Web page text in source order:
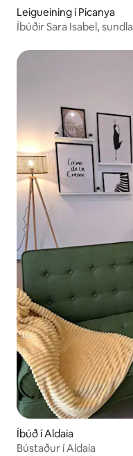
Leigueining í Picanya
Íbúðir Sara Isabel,
Íbúð í Aldaia
Bústaður í Aldaia